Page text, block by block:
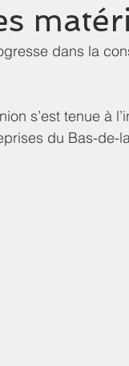
dans la
s’est tenue à
du Bas-